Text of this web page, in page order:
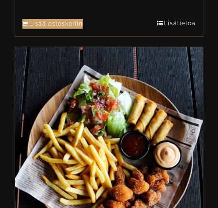
Lisää ostoskoriin Lisätietoa